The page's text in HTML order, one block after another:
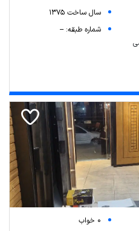
سال ساخت 1375
شماره طبقه: --
0 خواب